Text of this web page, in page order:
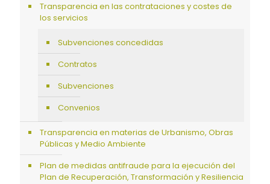
Transparencia en las contrataciones y costes de
los servicios
Subvenciones concedidas
Contratos
Subvenciones
Convenios
Transparencia en materias de Urbanismo, Obras
Públicas y Medio Ambiente
Plan de medidas antifraude para la ejecución del
Plan de Recuperación, Transformación y Resiliencia